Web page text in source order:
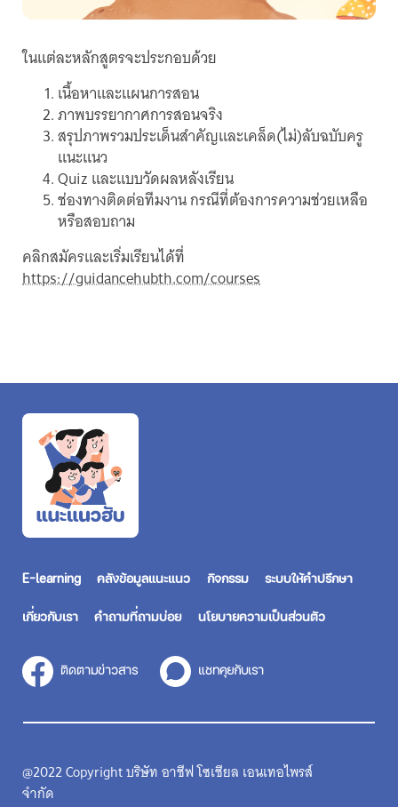
ในแต่ละหลักสูตรจะประกอบด้วย
เนื้อหาและแผนการสอน
ภาพบรรยากาศการสอนจริง
สรุปภาพรวมประเด็นสำคัญและเคล็ด(ไม่)ลับฉบับครู
แนะแนว
Quiz และแบบวัดผลหลังเรียน
ช่องทางติดต่อทีมงาน กรณีที่ต้องการความช่วยเหลือ
หรือสอบถาม
คลิกสมัครและเริ่มเรียนได้ที่
https://guidancehubth.com/courses
E-learning คลังข้อมูลแนะแนว กิจกรรม ระบบให้คำปรึกษา
เกี่ยวกับเรา คำถามที่ถามบ่อย นโยบายความเป็นส่วนตัว
ติดตามข่าวสาร แชทคุยกับเรา
@2022 Copyright บริษัท อาชีฟ โซเชียล เอนเทอไพรส์
จำกัด